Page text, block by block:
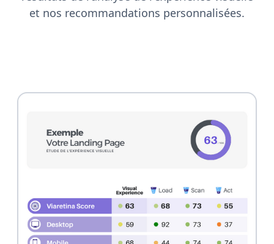
et nos recommandations personnalisées.